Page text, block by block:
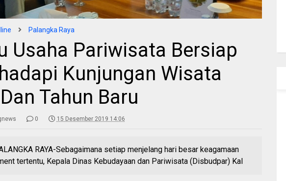
Palangka Raya
Usaha Pariwisata Bersiap
Kunjungan Wisata
Tahun Baru
0 15 Desember 2019 14:06
RAYA-Sebagaimana setiap menjelang hari besar keagamaan
tertentu, Kepala Dinas Kebudayaan dan Pariwisata (Disbudpar) Kal